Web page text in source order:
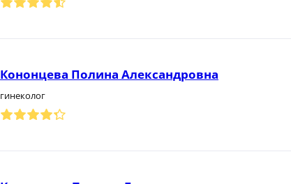
Кононцева Полина Александровна
гинеколог